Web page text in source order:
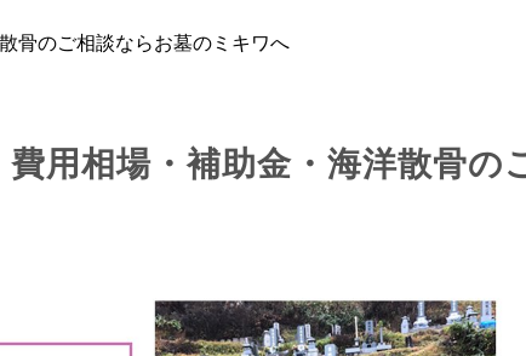
骨のご相談ならお墓のミキワへ
用相場・補助金・海洋散骨の